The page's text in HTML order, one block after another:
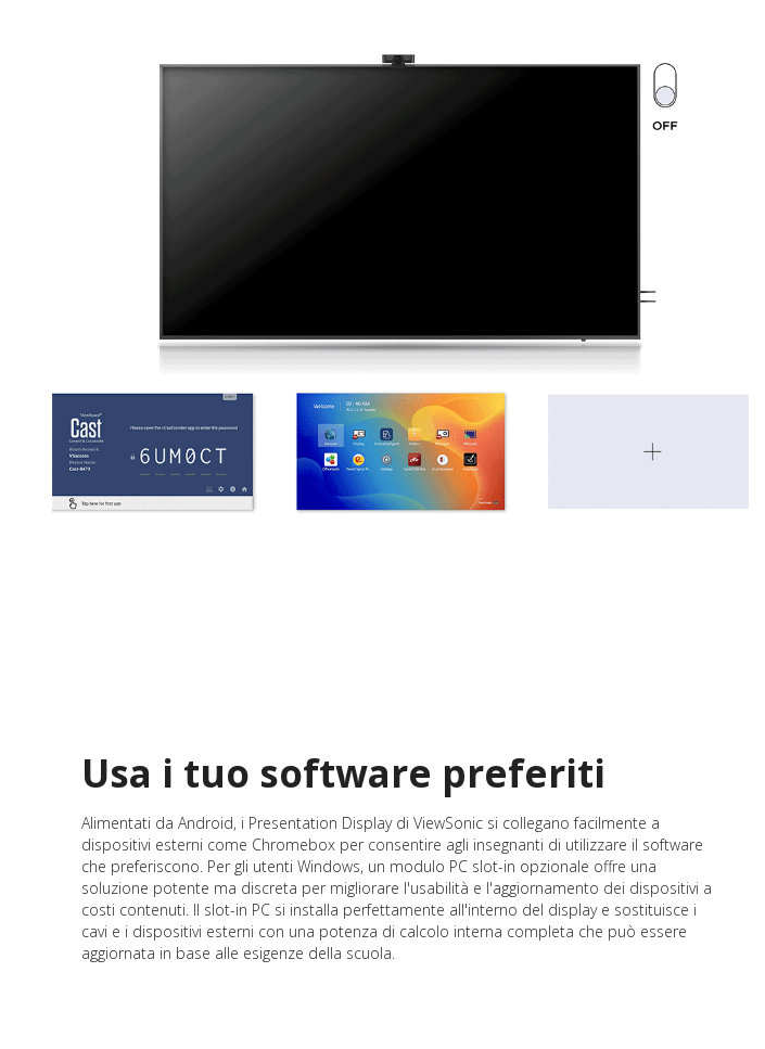
Usa i tuo software preferiti
Alimentati da Android, i Presentation Display di ViewSonic si collegano facilmente a
dispositivi esterni come Chromebox per consentire agli insegnanti di utilizzare il software
che preferiscono. Per gli utenti Windows, un modulo PC slot-in opzionale offre una
soluzione potente ma discreta per migliorare l'usabilità e l'aggiornamento dei dispositivi a
costi contenuti. Il slot-in PC si installa perfettamente all'interno del display e sostituisce i
cavi e i dispositivi esterni con una potenza di calcolo interna completa che può essere
aggiornata in base alle esigenze della scuola.